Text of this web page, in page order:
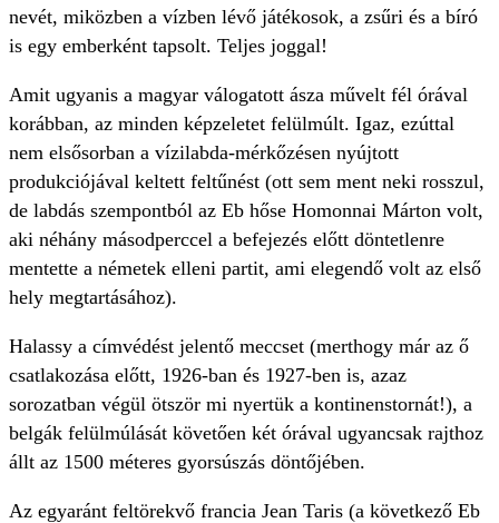
nevét, miközben a vízben lévő játékosok, a zsűri és a bíró
is egy emberként tapsolt. Teljes joggal!
Amit ugyanis a magyar válogatott ásza művelt fél órával
korábban, az minden képzeletet felülmúlt. Igaz, ezúttal
nem elsősorban a vízilabda-mérkőzésen nyújtott
produkciójával keltett feltűnést (ott sem ment neki rosszul,
de labdás szempontból az Eb hőse Homonnai Márton volt,
aki néhány másodperccel a befejezés előtt döntetlenre
mentette a németek elleni partit, ami elegendő volt az első
hely megtartásához).
Halassy a címvédést jelentő meccset (merthogy már az ő
csatlakozása előtt, 1926-ban és 1927-ben is, azaz
sorozatban végül ötször mi nyertük a kontinenstornát!), a
belgák felülmúlását követően két órával ugyancsak rajthoz
állt az 1500 méteres gyorsúszás döntőjében.
Az egyaránt feltörekvő francia Jean Taris (a következő Eb